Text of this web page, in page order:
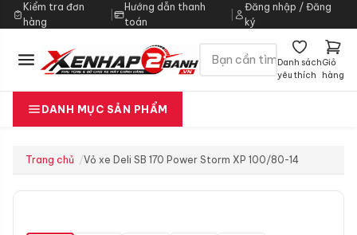
Kiểm tra đơn
hàng
|
Hướng dẫn thanh
toán
Đăng nhập / Đăng
ký
Danh sách
yêu thích
Giỏ
hàng
DANH MỤC SẢN PHẨM
Trang chủ Vỏ xe Deli SB 170 Power Storm XP 100/80-14